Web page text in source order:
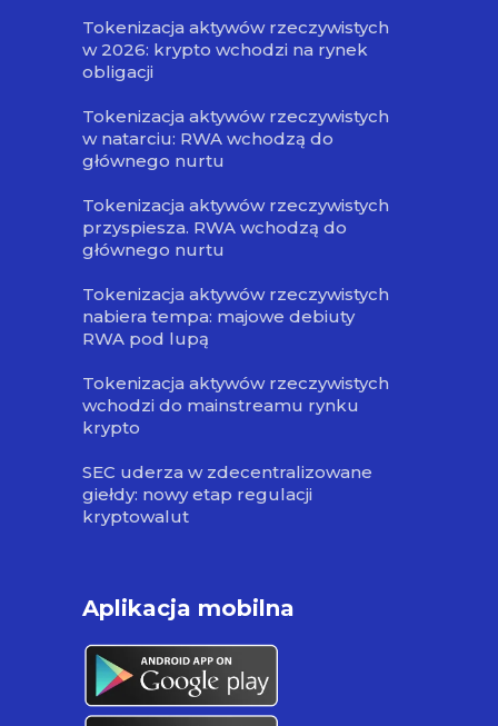
Tokenizacja aktywów rzeczywistych
w 2026: krypto wchodzi na rynek
obligacji
Tokenizacja aktywów rzeczywistych
w natarciu: RWA wchodzą do
głównego nurtu
Tokenizacja aktywów rzeczywistych
przyspiesza. RWA wchodzą do
głównego nurtu
Tokenizacja aktywów rzeczywistych
nabiera tempa: majowe debiuty
RWA pod lupą
Tokenizacja aktywów rzeczywistych
wchodzi do mainstreamu rynku
krypto
SEC uderza w zdecentralizowane
giełdy: nowy etap regulacji
kryptowalut
Aplikacja mobilna